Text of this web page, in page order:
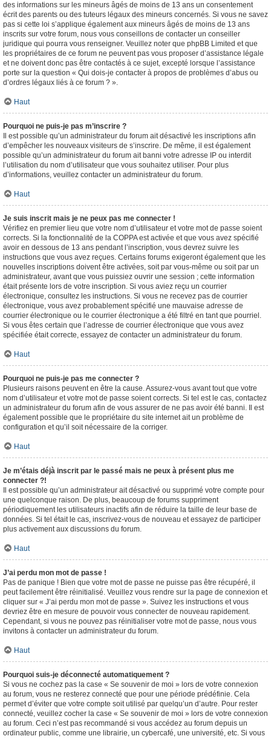
des informations sur les mineurs âgés de moins de 13 ans un consentement
écrit des parents ou des tuteurs légaux des mineurs concernés. Si vous ne savez
pas si cette loi s’applique également aux mineurs âgés de moins de 13 ans
inscrits sur votre forum, nous vous conseillons de contacter un conseiller
juridique qui pourra vous renseigner. Veuillez noter que phpBB Limited et que
les propriétaires de ce forum ne peuvent pas vous proposer d’assistance légale
et ne doivent donc pas être contactés à ce sujet, excepté lorsque l’assistance
porte sur la question « Qui dois-je contacter à propos de problèmes d’abus ou
d’ordres légaux liés à ce forum ? ».
Haut
Pourquoi ne puis-je pas m’inscrire ?
Il est possible qu’un administrateur du forum ait désactivé les inscriptions afin
d’empêcher les nouveaux visiteurs de s’inscrire. De même, il est également
possible qu’un administrateur du forum ait banni votre adresse IP ou interdit
l’utilisation du nom d’utilisateur que vous souhaitez utiliser. Pour plus
d’informations, veuillez contacter un administrateur du forum.
Haut
Je suis inscrit mais je ne peux pas me connecter !
Vérifiez en premier lieu que votre nom d’utilisateur et votre mot de passe soient
corrects. Si la fonctionnalité de la COPPA est activée et que vous avez spécifié
avoir en dessous de 13 ans pendant l’inscription, vous devrez suivre les
instructions que vous avez reçues. Certains forums exigeront également que les
nouvelles inscriptions doivent être activées, soit par vous-même ou soit par un
administrateur, avant que vous puissiez ouvrir une session ; cette information
était présente lors de votre inscription. Si vous aviez reçu un courrier
électronique, consultez les instructions. Si vous ne recevez pas de courrier
électronique, vous avez probablement spécifié une mauvaise adresse de
courrier électronique ou le courrier électronique a été filtré en tant que pourriel.
Si vous êtes certain que l’adresse de courrier électronique que vous avez
spécifiée était correcte, essayez de contacter un administrateur du forum.
Haut
Pourquoi ne puis-je pas me connecter ?
Plusieurs raisons peuvent en être la cause. Assurez-vous avant tout que votre
nom d’utilisateur et votre mot de passe soient corrects. Si tel est le cas, contactez
un administrateur du forum afin de vous assurer de ne pas avoir été banni. Il est
également possible que le propriétaire du site internet ait un problème de
configuration et qu’il soit nécessaire de la corriger.
Haut
Je m’étais déjà inscrit par le passé mais ne peux à présent plus me
connecter ?!
Il est possible qu’un administrateur ait désactivé ou supprimé votre compte pour
une quelconque raison. De plus, beaucoup de forums suppriment
périodiquement les utilisateurs inactifs afin de réduire la taille de leur base de
données. Si tel était le cas, inscrivez-vous de nouveau et essayez de participer
plus activement aux discussions du forum.
Haut
J’ai perdu mon mot de passe !
Pas de panique ! Bien que votre mot de passe ne puisse pas être récupéré, il
peut facilement être réinitialisé. Veuillez vous rendre sur la page de connexion et
cliquer sur « J’ai perdu mon mot de passe ». Suivez les instructions et vous
devriez être en mesure de pouvoir vous connecter de nouveau rapidement.
Cependant, si vous ne pouvez pas réinitialiser votre mot de passe, nous vous
invitons à contacter un administrateur du forum.
Haut
Pourquoi suis-je déconnecté automatiquement ?
Si vous ne cochez pas la case « Se souvenir de moi » lors de votre connexion
au forum, vous ne resterez connecté que pour une période prédéfinie. Cela
permet d’éviter que votre compte soit utilisé par quelqu’un d’autre. Pour rester
connecté, veuillez cocher la case « Se souvenir de moi » lors de votre connexion
au forum. Ceci n’est pas recommandé si vous accédez au forum depuis un
ordinateur public, comme une librairie, un cybercafé, une université, etc. Si vous